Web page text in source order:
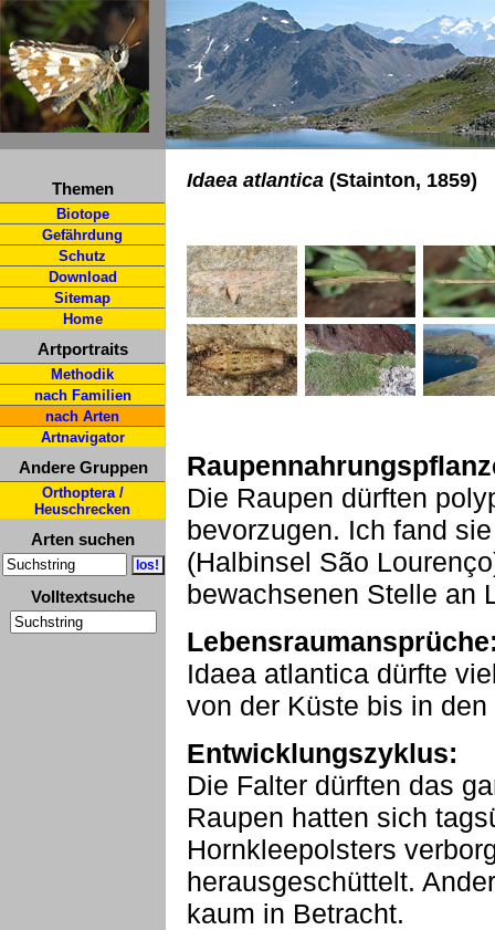
Themen
Biotope
Gefährdung
Schutz
Download
Sitemap
Home
Artportraits
Methodik
nach Familien
nach Arten
Artnavigator
Andere Gruppen
Orthoptera /
Heuschrecken
Arten suchen
Volltextsuche
Idaea atlantica (Stainton, 1859)
Die Raupen dürften
bevorzugen. Ich fand
(Halbinsel São
bewachsenen Stelle an
Idaea atlantica dürfte
von der Küste bis in
Entwicklungszyklus:
Die Falter dürften das
Raupen hatten sich
Hornkleepolsters
herausgeschüttelt.
kaum in Betracht.